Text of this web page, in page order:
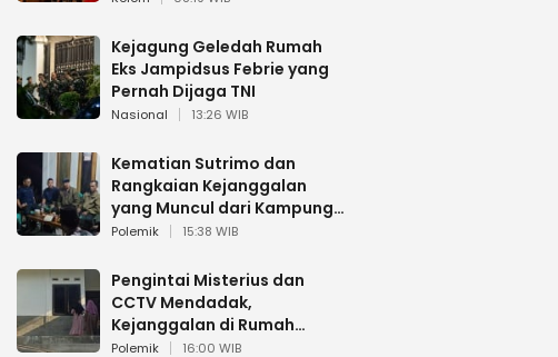
Kejagung Geledah Rumah
Eks Jampidsus Febrie yang
Pernah Dijaga TNI
Nasional 13:26 WIB
Kematian Sutrimo dan
Rangkaian Kejanggalan
yang Muncul dari Kampung
Halaman
Polemik 15:38 WIB
Pengintai Misterius dan
CCTV Mendadak,
Kejanggalan di Rumah
Sutrimo
Polemik 16:00 WIB